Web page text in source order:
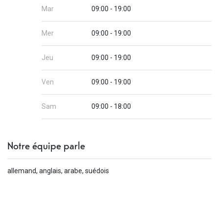
Mar 09:00 - 19:00
Mer 09:00 - 19:00
Jeu 09:00 - 19:00
Ven 09:00 - 19:00
Sam 09:00 - 18:00
Notre équipe parle
allemand, anglais, arabe, suédois